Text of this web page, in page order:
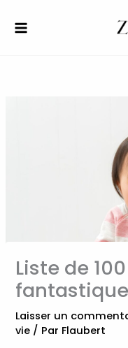
Liste de
Laisser un
vie / Par Flaubert